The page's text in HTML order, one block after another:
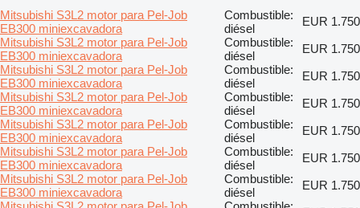
Mitsubishi S3L2 motor para Pel-Job
EB300 miniexcavadora
Combustible:
diésel
EUR 1.750
Mitsubishi S3L2 motor para Pel-Job
EB300 miniexcavadora
Combustible:
diésel
EUR 1.750
Mitsubishi S3L2 motor para Pel-Job
EB300 miniexcavadora
Combustible:
diésel
EUR 1.750
Mitsubishi S3L2 motor para Pel-Job
EB300 miniexcavadora
Combustible:
diésel
EUR 1.750
Mitsubishi S3L2 motor para Pel-Job
EB300 miniexcavadora
Combustible:
diésel
EUR 1.750
Mitsubishi S3L2 motor para Pel-Job
EB300 miniexcavadora
Combustible:
diésel
EUR 1.750
Mitsubishi S3L2 motor para Pel-Job
EB300 miniexcavadora
Combustible:
diésel
EUR 1.750